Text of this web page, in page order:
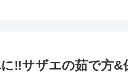
‼サザエの茹で方&